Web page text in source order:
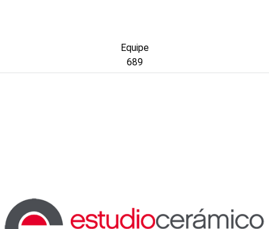
Equipe
689